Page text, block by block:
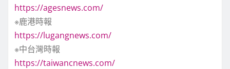
https://agesnews.com/
※鹿港時報
https://lugangnews.com/
※中台灣時報
https://taiwancnews.com/